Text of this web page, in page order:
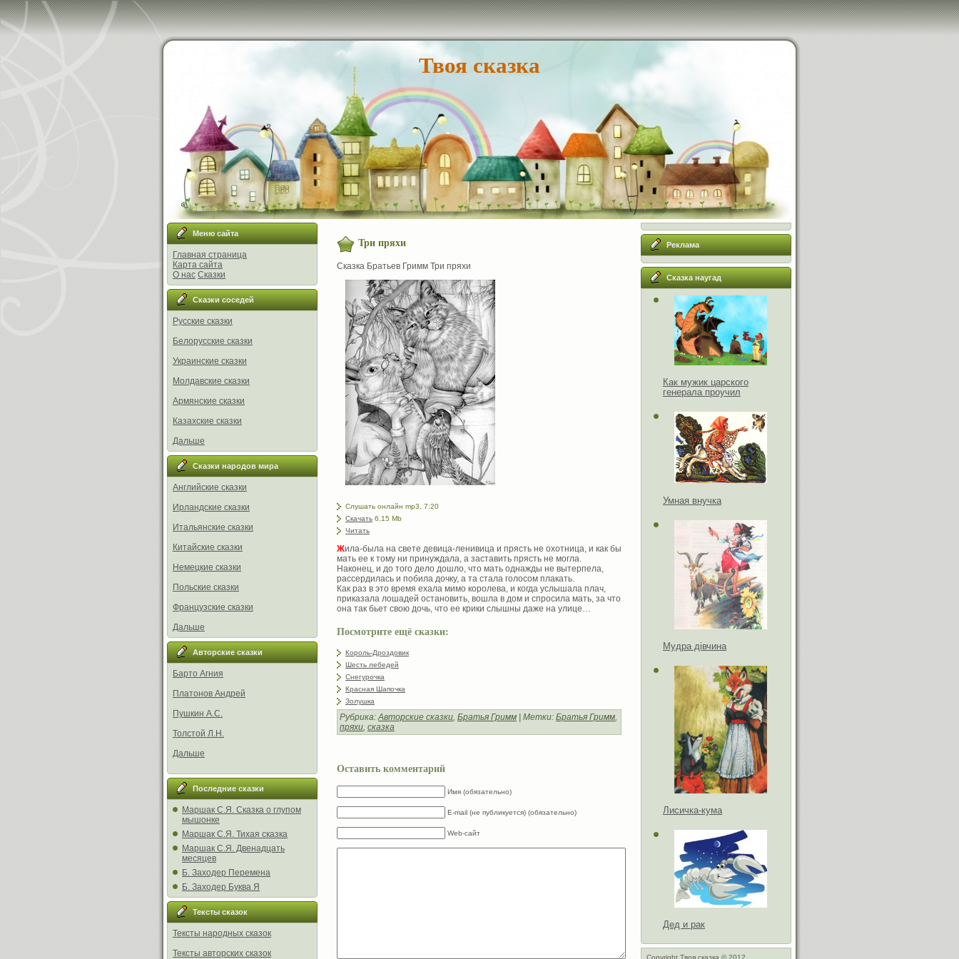
Твоя сказка
Меню сайта
Главная страница
Карта сайта
О нас Сказки
Сказки соседей
Русские сказки
Белорусские сказки
Украинские сказки
Молдавские сказки
Армянские сказки
Казахские сказки
Дальше
Сказки народов мира
Английские сказки
Ирландские сказки
Итальянские сказки
Китайские сказки
Немецкие сказки
Польские сказки
Французские сказки
Дальше
Авторские сказки
Барто Агния
Платонов Андрей
Пушкин А.С.
Толстой Л.Н.
Дальше
Последние сказки
Маршак С.Я. Сказка о глупом
мышонке
Маршак С.Я. Тихая сказка
Маршак С.Я. Двенадцать
месяцев
Б. Заходер Перемена
Б. Заходер Буква Я
Тексты сказок
Тексты народных сказок
Тексты авторских сказок
Три пряхи
Сказка Братьев Гримм Три пряхи
Слушать онлайн mp3, 7:20
Скачать 6.15 Mb
Читать
Жила-была на свете девица-ленивица и прясть не охотница, и как бы
мать ее к тому ни принуждала, а заставить прясть не могла.
Наконец, и до того дело дошло, что мать однажды не вытерпела,
рассердилась и побила дочку, а та стала голосом плакать.
Как раз в это время ехала мимо королева, и когда услышала плач,
приказала лошадей остановить, вошла в дом и спросила мать, за что
она так бьет свою дочь, что ее крики слышны даже на улице…
Посмотрите ещё сказки:
Король-Дроздовик
Шесть лебедей
Снегурочка
Красная Шапочка
Золушка
Рубрика:Авторские сказки, Братья Гримм | Метки: Братья Гримм,
пряхи, сказка
Оставить комментарий
Имя (обязательно)
E-mail (не публикуется) (обязательно)
Web-сайт
Реклама
Сказка наугад
Как мужик царского
генерала проучил
Умная внучка
Мудра дівчина
Лисичка-кума
Дед и рак